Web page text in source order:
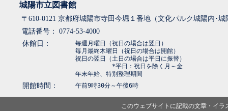
城陽市立図書館
〒610-0121 京都府城陽市寺田今堀１番地（文化パルク城陽内･
電話番号： 0774-53-4000
休館日：
毎週月曜日（祝日の場合は翌日）
毎月最終木曜日（祝日の場合は開館）
祝日の翌日（土日の場合は平日に振替）
*平日：祝日を除く月～金
年末年始、特別整理期間
開館時間： 午前9時30分～午後6時
このウェブサイトに記載の文章・イ